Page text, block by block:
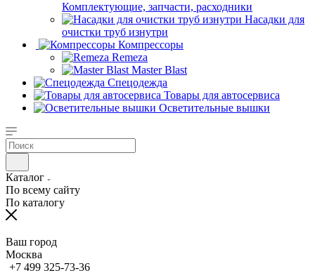
Комплектующие, запчасти, расходники
Насадки для
очистки труб изнутри
Компрессоры
Remeza
Master Blast
Спецодежда
Товары для автосервиса
Осветительные вышки
Каталог
По всему сайту
По каталогу
Ваш город
Москва
+7 499 325-73-36